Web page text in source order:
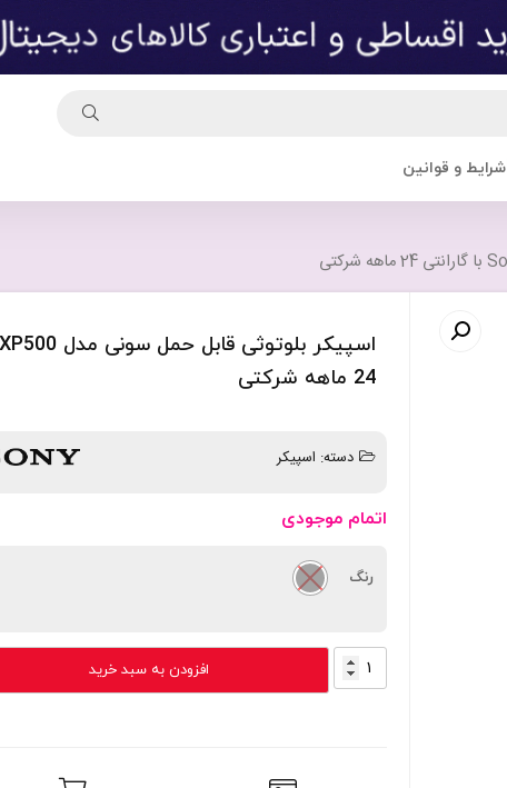
شرایط و قوانین
24 ماهه شرکتی
دسته: اسپیکر
اتمام موجودی
رنگ
اسپیکر
بلوتوثی
افزودن به سبد خرید